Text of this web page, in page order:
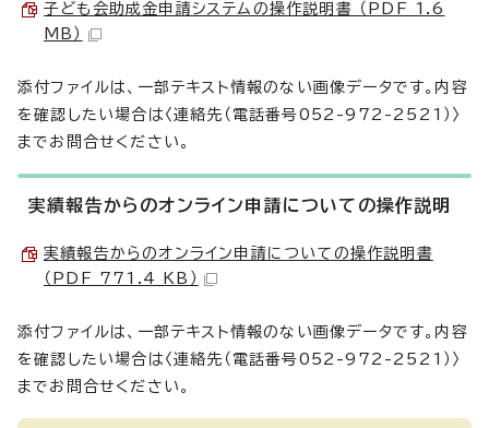
子ども会助成金申請システムの操作説明書 （PDF 1.6
MB）
添付ファイルは、一部テキスト情報のない画像データです。内容
を確認したい場合は〈連絡先（電話番号052-972-2521）〉
までお問合せください。
実績報告からのオンライン申請についての操作説明
実績報告からのオンライン申請についての操作説明書
（PDF 771.4 KB）
添付ファイルは、一部テキスト情報のない画像データです。内容
を確認したい場合は〈連絡先（電話番号052-972-2521）〉
までお問合せください。